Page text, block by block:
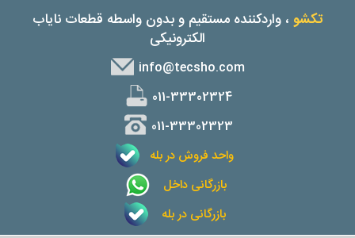
تکشو ، واردکننده مستقیم و بدون واسطه قطعات نایاب
الکترونیکی
info@tecsho.com
011-33302324
011-33302323
واحد فروش در بله
بازرگانی داخل
بازرگانی در بله